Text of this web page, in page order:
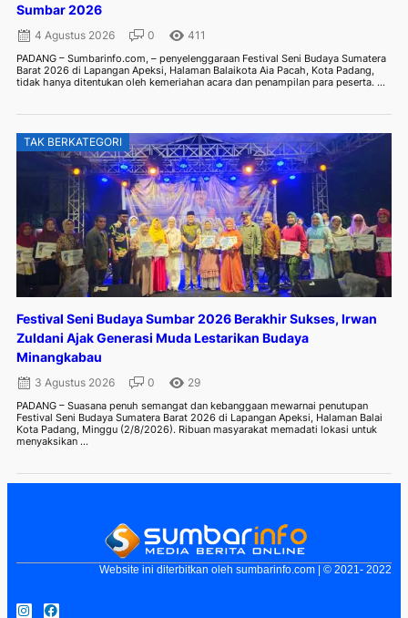
Sumbar 2026
4 Agustus 2026 0 411
PADANG – Sumbarinfo.com, – penyelenggaraan Festival Seni Budaya Sumatera
Barat 2026 di Lapangan Apeksi, Halaman Balaikota Aia Pacah, Kota Padang,
tidak hanya ditentukan oleh kemeriahan acara dan penampilan para peserta. ...
TAK BERKATEGORI
Festival Seni Budaya Sumbar 2026 Berakhir Sukses, Irwan
Zuldani Ajak Generasi Muda Lestarikan Budaya
Minangkabau
3 Agustus 2026 0 29
PADANG – Suasana penuh semangat dan kebanggaan mewarnai penutupan
Festival Seni Budaya Sumatera Barat 2026 di Lapangan Apeksi, Halaman Balai
Kota Padang, Minggu (2/8/2026). Ribuan masyarakat memadati lokasi untuk
menyaksikan ...
Website ini diterbitkan oleh sumbarinfo.com | © 2021- 2022